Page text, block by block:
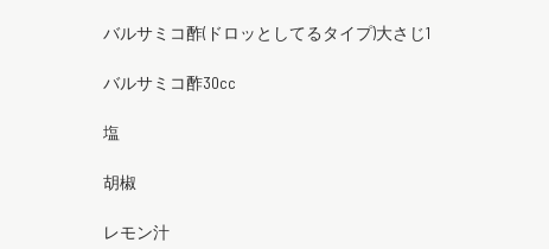
バルサミコ酢(ドロッとしてるタイプ)大さじ1
バルサミコ酢30cc
塩
胡椒
レモン汁